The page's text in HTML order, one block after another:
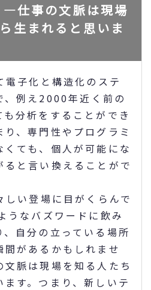
―仕事の文脈は現場
生まれると思いま
子化と構造化のステ
、例え2000年近く前の
分析をすることができ
、専門性やプログラミ
くても、個人が可能にな
ると言い換えることがで
い登場に目がくらんで
うなバズワードに飲み
自分の立っている場所
があるかもしれませ
脈は現場を知る人たち
す。つまり、新しいテ